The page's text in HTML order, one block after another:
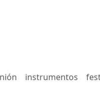
instrumentos